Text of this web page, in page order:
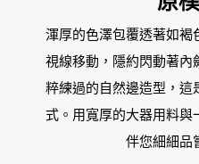
渾厚的色澤包覆透著如褐
視線移動，隱約閃動著內
粹練過的自然邊造型，這
式。用寬厚的大器用料與
伴您細細品